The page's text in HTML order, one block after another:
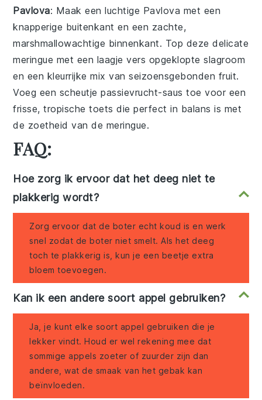
Pavlova: Maak een luchtige Pavlova met een
knapperige buitenkant en een zachte,
marshmallowachtige binnenkant. Top deze delicate
meringue met een laagje vers opgeklopteslagroom
en een kleurrijke mix van seizoensgebonden fruit.
Voeg een scheutjepassievrucht-saus toe voor een
frisse, tropische toets die perfect in balans is met
de zoetheid van de meringue.
FAQ:
Hoe zorg ik ervoor dat het deeg niet te
plakkerig wordt?
Zorg ervoor dat de boter echt koud is en werk
snel zodat de boter niet smelt. Als het deeg
toch te plakkerig is, kun je een beetje extra
bloem toevoegen.
Kan ik een andere soort appel gebruiken?
Ja, je kunt elke soort appel gebruiken die je
lekker vindt. Houd er wel rekening mee dat
sommige appels zoeter of zuurder zijn dan
andere, wat de smaak van het gebak kan
beïnvloeden.